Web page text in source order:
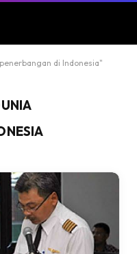
di Indonesia"